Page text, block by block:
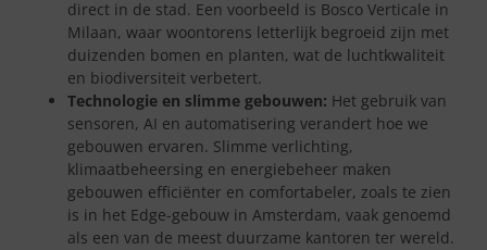
direct in de stad. Een voorbeeld is Bosco Verticale in
Milaan, waar woontorens letterlijk begroeid zijn met
duizenden bomen en planten, wat de luchtkwaliteit
en biodiversiteit verbetert.
Technologie en slimme gebouwen: Het gebruik van
sensoren, AI en automatisering verandert hoe we
gebouwen ervaren. Slimme verlichting,
klimaatbeheersing en energiebeheer maken
gebouwen efficiënter en comfortabeler, zoals te zien
is in het Edge-gebouw in Amsterdam, vaak genoemd
als een van de meest duurzame kantoren ter wereld.